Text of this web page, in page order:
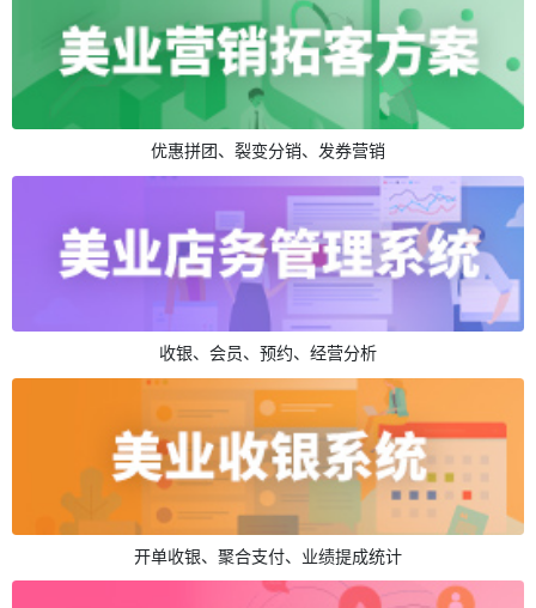
优惠拼团、裂变分销、发券营销
收银、会员、预约、经营分析
开单收银、聚合支付、业绩提成统计